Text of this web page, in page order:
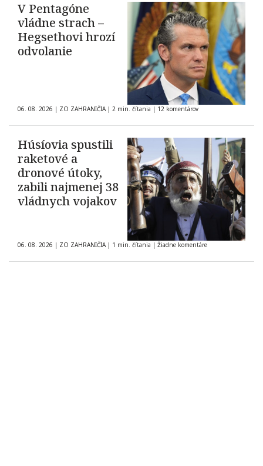
V Pentagóne
vládne strach –
Hegsethovi hrozí
odvolanie
06. 08. 2026 | ZO ZAHRANIČIA | 2 min. čítania | 12 komentárov
Húsíovia spustili
raketové a
dronové útoky,
zabili najmenej 38
vládnych vojakov
06. 08. 2026 | ZO ZAHRANIČIA | 1 min. čítania | Žiadne komentáre